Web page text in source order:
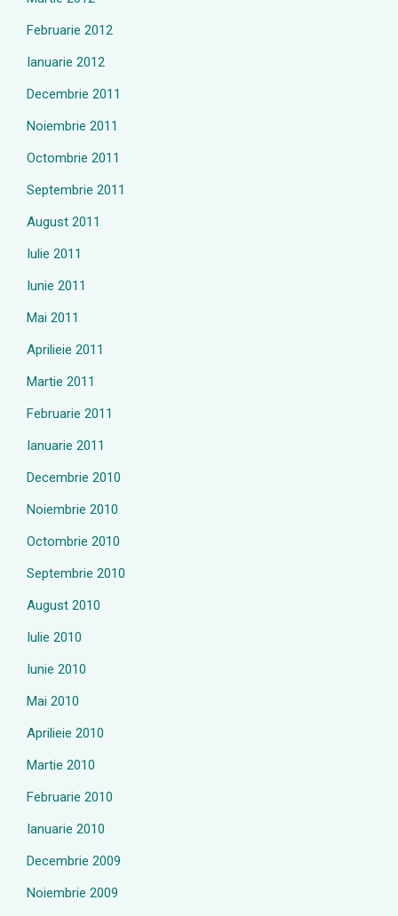
Februarie 2012
Ianuarie 2012
Decembrie 2011
Noiembrie 2011
Octombrie 2011
Septembrie 2011
August 2011
Iulie 2011
Iunie 2011
Mai 2011
Aprilieie 2011
Martie 2011
Februarie 2011
Ianuarie 2011
Decembrie 2010
Noiembrie 2010
Octombrie 2010
Septembrie 2010
August 2010
Iulie 2010
Iunie 2010
Mai 2010
Aprilieie 2010
Martie 2010
Februarie 2010
Ianuarie 2010
Decembrie 2009
Noiembrie 2009